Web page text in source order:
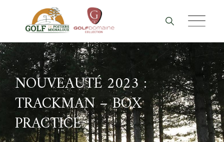
content
NOUVEAUTÉ 2023 :
TRACKMAN – BOX
PRACTICE